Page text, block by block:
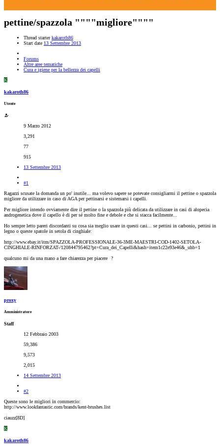
pettine/spazzola """"migliore""""
Thread starter kakaroth86
Start date 13 Settembre 2013
Forums
Altre aree tematiche
Cura e igiene per la bellezza dei capelli
K
kakaroth86
Utente
9 Marzo 2012
3,291
77
915
13 Settembre 2013
#1
Ragazzi scusate la domanda un po' inutile... ma volevo sapere se potevate consigliarmi il pettine o spazzola
migliore da utilizzare in caso di AGA per pettinarsi e sistemarsi i capelli.
Per migliore intendo ovviamente dire il pettine o la spazzola più delicata da utilizzare in casi di alopecia
androgenetica dove il capello è di per sé molto fine e debole e che si stacca facilmente...
Ho sempre letto pareri discordanti su cosa sia meglio usare in questi casi... se pettini in carbonio, pettini in
legno o queste spatole in setola di cinghiale:
http://www.ebay.it/itm/SPAZZOLA-PROFESSIONALE-36-3ME-MAESTRI-COD-1402-SETOLA-
CINGHIALE-RINFORZAT-/120844795462?pt=Cura_dei_Capelli&hash=item1c22e93e46&_uhb=1
qualcuno mi da una mano a fare chiarezza per piacere
?
proxy
Amministratore
Staff
12 Febbraio 2003
59,386
9,573
2,015
14 Settembre 2013
#2
Queste sono le migliori in commercio:
http://www.lookfantastic.com/brands/kent-brushes.list
ciauzz[8D]
K
kakaroth86